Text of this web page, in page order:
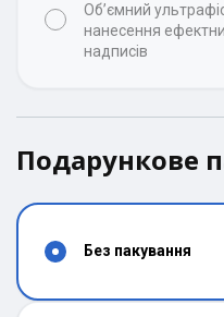
Об’ємний
нанесення
надписів
Подарункове
Без пакування